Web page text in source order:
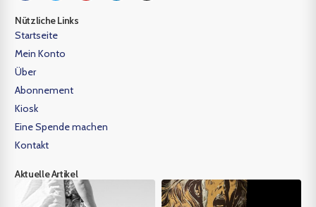
Nützliche Links
Startseite
Mein Konto
Über
Abonnement
Kiosk
Eine Spende machen
Kontakt
Aktuelle Artikel